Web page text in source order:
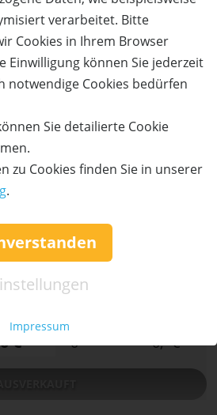
verarbeitet. Bitte
Cookies in Ihrem Browser
Einwilligung können Sie jederzeit
notwendige Cookies bedürfen
Sie detailierte Cookie
zu Cookies finden Sie in unserer
.
Impressum
zum Sonderpreis!
66%
€ 0 0,- €